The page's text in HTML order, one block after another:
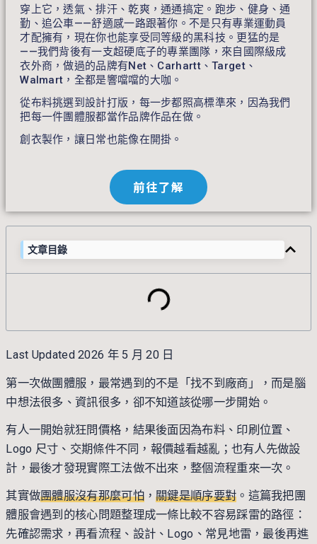
穿上它，透氣、排汗、乾爽，通通搞定。跑步、健身、通
勤、追公車——舒適感一路跟著你。不是只有專業運動員
才配擁有，現在你也能享受同等級的黑科技。更猛的是
——我們背後有一支超硬底子的專業團隊，來自國際級成
衣外商，做過的品牌有Net、Carhartt、Target、
Walmart，全都是響噹噹的大咖。
從布料挑選到設計打版，每一步都照高標準來，因為我們
把每一件團體服都當作品牌作品在做。
創衣製作，讓日常也能像在開掛。
前往了解
文章目錄
Last Updated 2026 年 5 月 20 日
第一次做團體服，最常遇到的不是「找不到廠商」，而是腦
中想法很多、資訊很多，卻不知道該從哪一步開始。
有人一開始就狂問價格，結果後面因為布料、印刷位置、
Logo 尺寸、交期條件不同，報價越看越亂；也有人先做設
計，最後才發現實際工法做不出來，整個流程重來一次。
其實做團體服沒有那麼可怕，關鍵是順序要對 。這篇我把團
體服會遇到的核心問題整理成一條比較不容易踩雷的路徑：
先確認需求，再看流程、設計、Logo、常見地雷，最後再進